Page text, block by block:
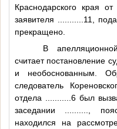
Краснодарского края от
заявителя
...........11
,
прекращено.
В
считает постановление
и необоснованным.
следователь
отдела
...........6был
заседании
,
находился на